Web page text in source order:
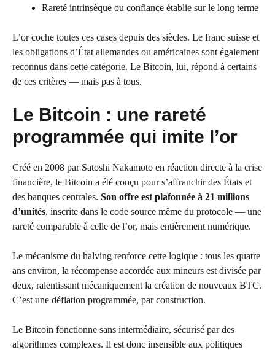
Rareté intrinsèque ou confiance établie sur le long terme
L’or coche toutes ces cases depuis des siècles. Le franc suisse et
les obligations d’État allemandes ou américaines sont également
reconnus dans cette catégorie. Le Bitcoin, lui, répond à certains
de ces critères — mais pas à tous.
Le Bitcoin : une rareté
programmée qui imite l’or
Créé en 2008 par Satoshi Nakamoto en réaction directe à la crise
financière, le Bitcoin a été conçu pour s’affranchir des États et
des banques centrales. Son offre est plafonnée à 21 millions
d’unités, inscrite dans le code source même du protocole — une
rareté comparable à celle de l’or, mais entièrement numérique.
Le mécanisme du halving renforce cette logique : tous les quatre
ans environ, la récompense accordée aux mineurs est divisée par
deux, ralentissant mécaniquement la création de nouveaux BTC.
C’est une déflation programmée, par construction.
Le Bitcoin fonctionne sans intermédiaire, sécurisé par des
algorithmes complexes. Il est donc insensible aux politiques